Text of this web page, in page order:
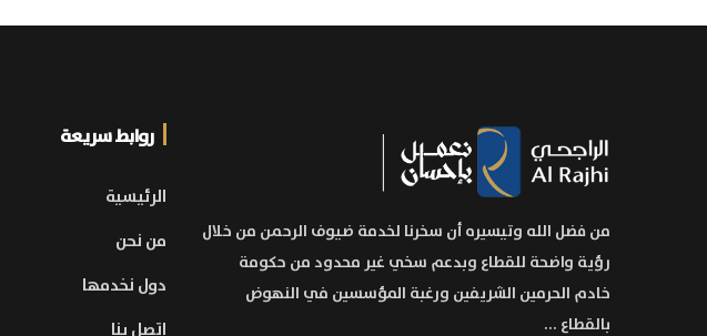
من فضل الله وتيسيره أن سخرنا لخدمة ضيوف الرحمن من خلال
رؤية واضحة للقطاع وبدعم سخي غير محدود من حكومة
خادم الحرمين الشريفين ورغبة المؤسسين في النهوض
بالقطاع ...
روابط سريعة
الرئيسية
من نحن
دول نخدمها
اتصل بنا